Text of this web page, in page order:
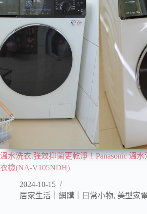
溫水洗衣.強效抑菌更乾淨！Panasonic 溫
衣機(NA-V105NDH)
2024-10-15
居家生活｜網購｜日常小物, 美型家